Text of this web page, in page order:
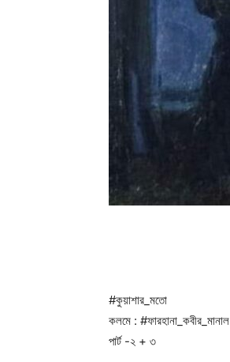
#কুয়াশার_মতো
কলমে : #ফারহানা_কবীর_মানাল
পার্ট -২ + ৩